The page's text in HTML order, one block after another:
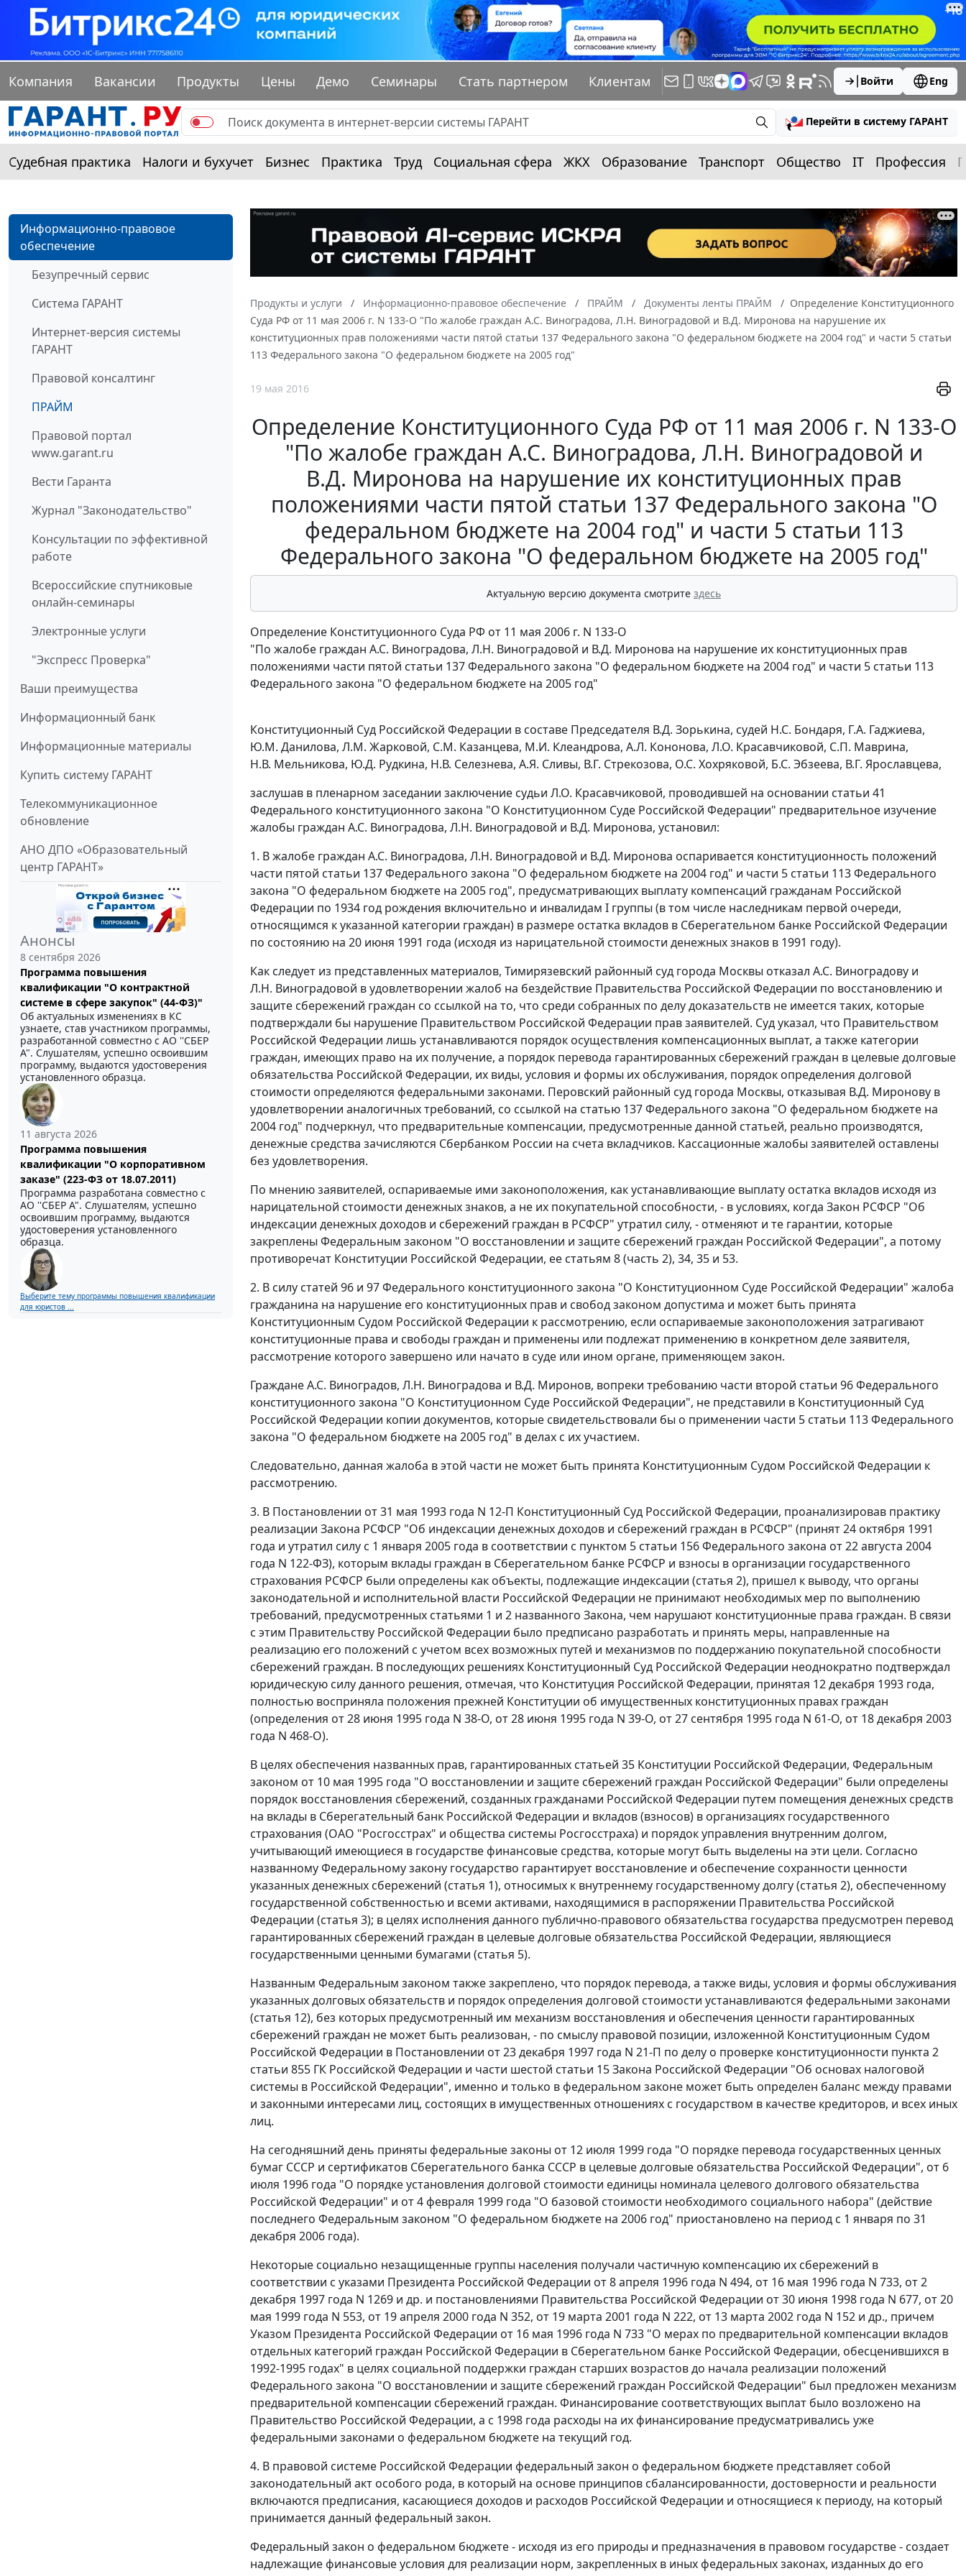
Компания Вакансии Продукты Цены Демо Семинары Стать партнером Клиентам Войти Eng
Перейти в систему ГАРАНТ
Судебная практика Налоги и бухучет Бизнес Практика Труд Социальная сфера ЖКХ Образование Транспорт Общество IT Профессия
Информационно-правовое
обеспечение
Безупречный сервис
Система ГАРАНТ
Интернет-версия системы
ГАРАНТ
Правовой консалтинг
ПРАЙМ
Правовой портал
www.garant.ru
Вести Гаранта
Журнал "Законодательство"
Консультации по эффективной
работе
Всероссийские спутниковые
онлайн-семинары
Электронные услуги
"Экспресс Проверка"
Ваши преимущества
Информационный банк
Информационные материалы
Купить систему ГАРАНТ
Телекоммуникационное
обновление
АНО ДПО «Образовательный
центр ГАРАНТ»
Анонсы
8 сентября 2026
Программа повышения
квалификации "О контрактной
системе в сфере закупок" (44-ФЗ)"
Об актуальных изменениях в КС
узнаете, став участником программы,
разработанной совместно с АО ''СБЕР
А". Слушателям, успешно освоившим
программу, выдаются удостоверения
установленного образца.
11 августа 2026
Программа повышения
квалификации "О корпоративном
заказе" (223-ФЗ от 18.07.2011)
Программа разработана совместно с
АО ''СБЕР А". Слушателям, успешно
освоившим программу, выдаются
удостоверения установленного
образца.
Выберите тему программы повышения квалификации
для юристов ...
Продукты и услуги Информационно-правовое обеспечение ПРАЙМ Документы ленты ПРАЙМ
Определение Конституционного
Суда РФ от 11 мая 2006 г. N 133-О "По жалобе граждан А.С. Виноградова, Л.Н. Виноградовой и В.Д. Миронова на нарушение их
конституционных прав положениями части пятой статьи 137 Федерального закона "О федеральном бюджете на 2004 год" и части 5 статьи
113 Федерального закона "О федеральном бюджете на 2005 год"
19 мая 2016
Определение Конституционного Суда РФ от 11 мая 2006 г. N 133-О
"По жалобе граждан А.С. Виноградова, Л.Н. Виноградовой и
В.Д. Миронова на нарушение их конституционных прав
положениями части пятой статьи 137 Федерального закона "О
федеральном бюджете на 2004 год" и части 5 статьи 113
Федерального закона "О федеральном бюджете на 2005 год"
Актуальную версию документа смотрите здесь
Определение Конституционного Суда РФ от 11 мая 2006 г. N 133-О
"По жалобе граждан А.С. Виноградова, Л.Н. Виноградовой и В.Д. Миронова на нарушение их конституционных прав
положениями части пятой статьи 137 Федерального закона "О федеральном бюджете на 2004 год" и части 5 статьи 113
Федерального закона "О федеральном бюджете на 2005 год"
Конституционный Суд Российской Федерации в составе Председателя В.Д. Зорькина, судей Н.С. Бондаря, Г.А. Гаджиева,
Ю.М. Данилова, Л.М. Жарковой, С.М. Казанцева, М.И. Клеандрова, А.Л. Кононова, Л.О. Красавчиковой, С.П. Маврина,
Н.В. Мельникова, Ю.Д. Рудкина, Н.В. Селезнева, А.Я. Сливы, В.Г. Стрекозова, О.С. Хохряковой, Б.С. Эбзеева, В.Г. Ярославцева,
заслушав в пленарном заседании заключение судьи Л.О. Красавчиковой, проводившей на основании статьи 41
Федерального конституционного закона "О Конституционном Суде Российской Федерации" предварительное изучение
жалобы граждан А.С. Виноградова, Л.Н. Виноградовой и В.Д. Миронова, установил:
1. В жалобе граждан А.С. Виноградова, Л.Н. Виноградовой и В.Д. Миронова оспаривается конституционность положений
части пятой статьи 137Федерального закона "О федеральном бюджете на 2004 год" и части 5 статьи 113Федерального
закона "О федеральном бюджете на 2005 год", предусматривающих выплату компенсаций гражданам Российской
Федерации по 1934 год рождения включительно и инвалидам I группы (в том числе наследникам первой очереди,
относящимся к указанной категории граждан) в размере остатка вкладов в Сберегательном банке Российской Федерации
по состоянию на 20 июня 1991 года (исходя из нарицательной стоимости денежных знаков в 1991 году).
Как следует из представленных материалов, Тимирязевский районный суд города Москвы отказал А.С. Виноградову и
Л.Н. Виноградовой в удовлетворении жалоб на бездействие Правительства Российской Федерации по восстановлению и
защите сбережений граждан со ссылкой на то, что среди собранных по делу доказательств не имеется таких, которые
подтверждали бы нарушение Правительством Российской Федерации прав заявителей. Суд указал, что Правительством
Российской Федерации лишь устанавливаются порядок осуществления компенсационных выплат, а также категории
граждан, имеющих право на их получение, а порядок перевода гарантированных сбережений граждан в целевые долговые
обязательства Российской Федерации, их виды, условия и формы их обслуживания, порядок определения долговой
стоимости определяются федеральными законами. Перовский районный суд города Москвы, отказывая В.Д. Миронову в
удовлетворении аналогичных требований, со ссылкой на статью 137Федерального закона "О федеральном бюджете на
2004 год" подчеркнул, что предварительные компенсации, предусмотренные данной статьей, реально производятся,
денежные средства зачисляются Сбербанком России на счета вкладчиков. Кассационные жалобы заявителей оставлены
без удовлетворения.
По мнению заявителей, оспариваемые ими законоположения, как устанавливающие выплату остатка вкладов исходя из
нарицательной стоимости денежных знаков, а не их покупательной способности, - в условиях, когда Закон РСФСР "Об
индексации денежных доходов и сбережений граждан в РСФСР" утратил силу, - отменяют и те гарантии, которые
закреплены Федеральным законом "О восстановлении и защите сбережений граждан Российской Федерации", а потому
противоречат Конституции Российской Федерации, ее статьям 8 (часть 2), 34, 35 и 53.
2. В силу статей 96 и 97Федерального конституционного закона "О Конституционном Суде Российской Федерации" жалоба
гражданина на нарушение его конституционных прав и свобод законом допустима и может быть принята
Конституционным Судом Российской Федерации к рассмотрению, если оспариваемые законоположения затрагивают
конституционные права и свободы граждан и применены или подлежат применению в конкретном деле заявителя,
рассмотрение которого завершено или начато в суде или ином органе, применяющем закон.
Граждане А.С. Виноградов, Л.Н. Виноградова и В.Д. Миронов, вопреки требованию части второй статьи 96Федерального
конституционного закона "О Конституционном Суде Российской Федерации", не представили в Конституционный Суд
Российской Федерации копии документов, которые свидетельствовали бы о применении части 5 статьи 113Федерального
закона "О федеральном бюджете на 2005 год" в делах с их участием.
Следовательно, данная жалоба в этой части не может быть принята Конституционным Судом Российской Федерации к
рассмотрению.
3. В Постановлении от 31 мая 1993 года N 12-П Конституционный Суд Российской Федерации, проанализировав практику
реализации Закона РСФСР "Об индексации денежных доходов и сбережений граждан в РСФСР" (принят 24 октября 1991
года и утратил силу с 1 января 2005 года в соответствии с пунктом 5 статьи 156Федерального закона от 22 августа 2004
года N 122-ФЗ), которым вклады граждан в Сберегательном банке РСФСР и взносы в организации государственного
страхования РСФСР были определены как объекты, подлежащие индексации (статья 2), пришел к выводу, что органы
законодательной и исполнительной власти Российской Федерации не принимают необходимых мер по выполнению
требований, предусмотренных статьями 1 и 2 названного Закона, чем нарушают конституционные права граждан. В связи
с этим Правительству Российской Федерации было предписано разработать и принять меры, направленные на
реализацию его положений с учетом всех возможных путей и механизмов по поддержанию покупательной способности
сбережений граждан. В последующих решениях Конституционный Суд Российской Федерации неоднократно подтверждал
юридическую силу данного решения, отмечая, что Конституция Российской Федерации, принятая 12 декабря 1993 года,
полностью восприняла положения прежней Конституции об имущественных конституционных правах граждан
(определения от 28 июня 1995 года N 38-О, от 28 июня 1995 года N 39-О, от 27 сентября 1995 года N 61-О, от 18 декабря 2003
года N 468-О).
В целях обеспечения названных прав, гарантированных статьей 35 Конституции Российской Федерации, Федеральным
законом от 10 мая 1995 года "О восстановлении и защите сбережений граждан Российской Федерации" были определены
порядок восстановления сбережений, созданных гражданами Российской Федерации путем помещения денежных средств
на вклады в Сберегательный банк Российской Федерации и вкладов (взносов) в организациях государственного
страхования (ОАО "Росгосстрах" и общества системы Росгосстраха) и порядок управления внутренним долгом,
учитывающий имеющиеся в государстве финансовые средства, которые могут быть выделены на эти цели. Согласно
названному Федеральному закону государство гарантирует восстановление и обеспечение сохранности ценности
указанных денежных сбережений (статья 1), относимых к внутреннему государственному долгу (статья 2), обеспеченному
государственной собственностью и всеми активами, находящимися в распоряжении Правительства Российской
Федерации (статья 3); в целях исполнения данного публично-правового обязательства государства предусмотрен перевод
гарантированных сбережений граждан в целевые долговые обязательства Российской Федерации, являющиеся
государственными ценными бумагами (статья 5).
Названным Федеральным законом также закреплено, что порядок перевода, а также виды, условия и формы обслуживания
указанных долговых обязательств и порядок определения долговой стоимости устанавливаются федеральными законами
(статья 12), без которых предусмотренный им механизм восстановления и обеспечения ценности гарантированных
сбережений граждан не может быть реализован, - по смыслу правовой позиции, изложенной Конституционным Судом
Российской Федерации в Постановлении от 23 декабря 1997 года N 21-П по делу о проверке конституционности пункта 2
статьи 855 ГК Российской Федерации и части шестой статьи 15 Закона Российской Федерации "Об основах налоговой
системы в Российской Федерации", именно и только в федеральном законе может быть определен баланс между правами
и законными интересами лиц, состоящих в имущественных отношениях с государством в качестве кредиторов, и всех иных
лиц.
На сегодняшний день приняты федеральные законы от 12 июля 1999 года "О порядке перевода государственных ценных
бумаг СССР и сертификатов Сберегательного банка СССР в целевые долговые обязательства Российской Федерации", от 6
июля 1996 года "О порядке установления долговой стоимости единицы номинала целевого долгового обязательства
Российской Федерации" и от 4 февраля 1999 года "О базовой стоимости необходимого социального набора" (действие
последнего Федеральным законом "О федеральном бюджете на 2006 год" приостановлено на период с 1 января по 31
декабря 2006 года).
Некоторые социально незащищенные группы населения получали частичную компенсацию их сбережений в
соответствии с указами Президента Российской Федерации от 8 апреля 1996 года N 494, от 16 мая 1996 года N 733, от 2
декабря 1997 года N 1269 и др. и постановлениями Правительства Российской Федерации от 30 июня 1998 года N 677, от 20
мая 1999 года N 553, от 19 апреля 2000 года N 352, от 19 марта 2001 года N 222, от 13 марта 2002 года N 152 и др., причем
Указом Президента Российской Федерации от 16 мая 1996 года N 733 "О мерах по предварительной компенсации вкладов
отдельных категорий граждан Российской Федерации в Сберегательном банке Российской Федерации, обесценившихся в
1992-1995 годах" в целях социальной поддержки граждан старших возрастов до начала реализации положений
Федерального закона "О восстановлении и защите сбережений граждан Российской Федерации" был предложен механизм
предварительной компенсации сбережений граждан. Финансирование соответствующих выплат было возложено на
Правительство Российской Федерации, а с 1998 года расходы на их финансирование предусматривались уже
федеральными законами о федеральном бюджете на текущий год.
4. В правовой системе Российской Федерации федеральный закон о федеральном бюджете представляет собой
законодательный акт особого рода, в который на основе принципов сбалансированности, достоверности и реальности
включаются предписания, касающиеся доходов и расходов Российской Федерации и относящиеся к периоду, на который
принимается данный федеральный закон.
Федеральный закон о федеральном бюджете - исходя из его природы и предназначения в правовом государстве - создает
надлежащие финансовые условия для реализации норм, закрепленных в иных федеральных законах, изданных до его